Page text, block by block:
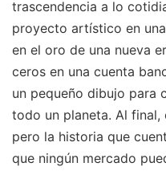
trascendencia a lo
proyecto artístico en
en el oro de una nueva
ceros en una cuenta
un pequeño dibujo para
todo un planeta. Al
pero la historia que
que ningún mercado